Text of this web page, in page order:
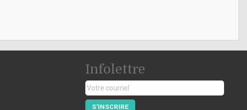
Infolettre
S'INSCRIRE